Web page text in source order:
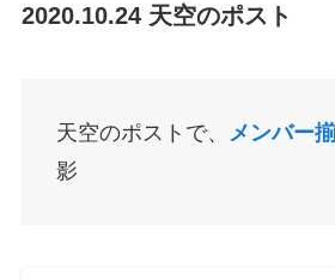
2020.10.24 天空のポスト
天空のポストで、 メンバー
影